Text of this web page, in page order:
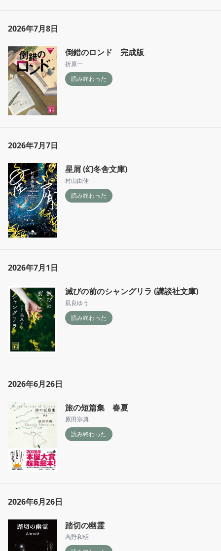
2026年7月8日
倒錯のロンド 完成版
折原一
読み終わった
2026年7月7日
星屑 (幻冬舎文庫)
村山由佳
読み終わった
2026年7月1日
滅びの前のシャングリラ (講談社文庫)
凪良ゆう
読み終わった
2026年6月26日
旅の短篇集 春夏
原田宗典
読み終わった
2026年6月26日
踏切の幽霊
高野和明